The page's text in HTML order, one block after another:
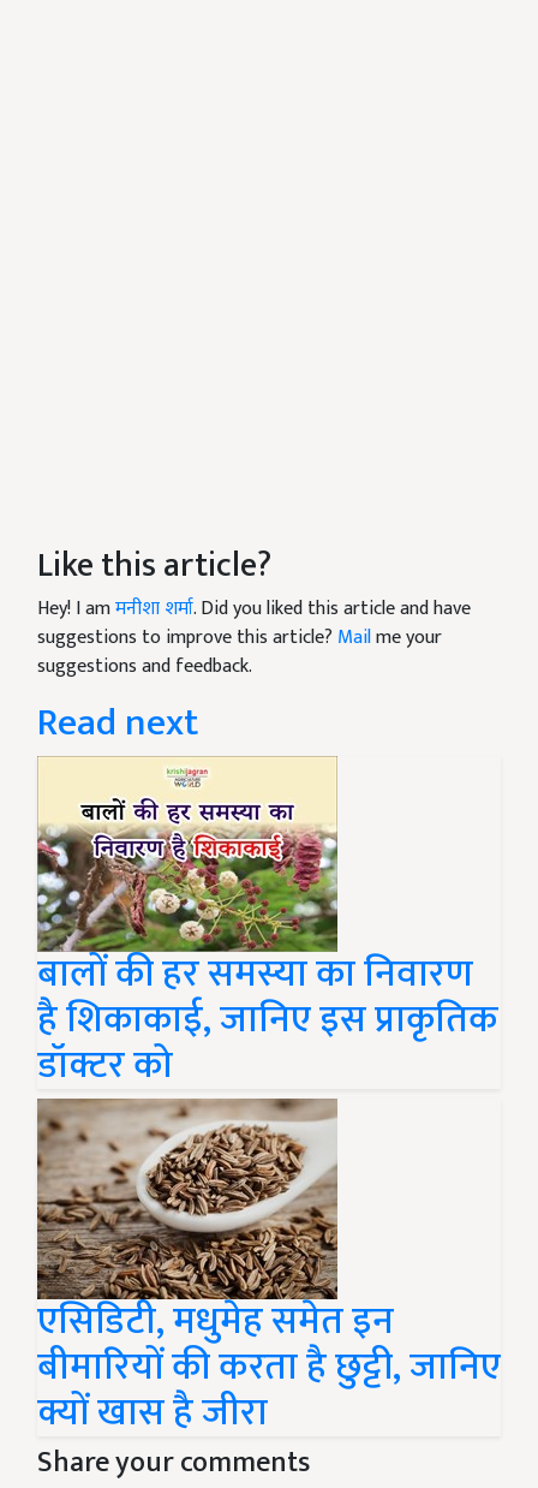
Like this article?
Hey! I amमनीशा शर्मा. Did you liked this article and have
suggestions to improve this article? Mailme your
suggestions and feedback.
Read next
बालों की हर समस्या का निवारण
है शिकाकाई, जानिए इस प्राकृतिक
डॉक्टर को
एसिडिटी, मधुमेह समेत इन
बीमारियों की करता है छुट्टी, जानिए
क्यों खास है जीरा
Share your comments